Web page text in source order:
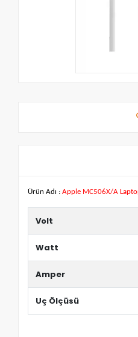
Ürün Adı : Apple MC506X/A
Volt
Watt
Amper
Uç Ölçüsü